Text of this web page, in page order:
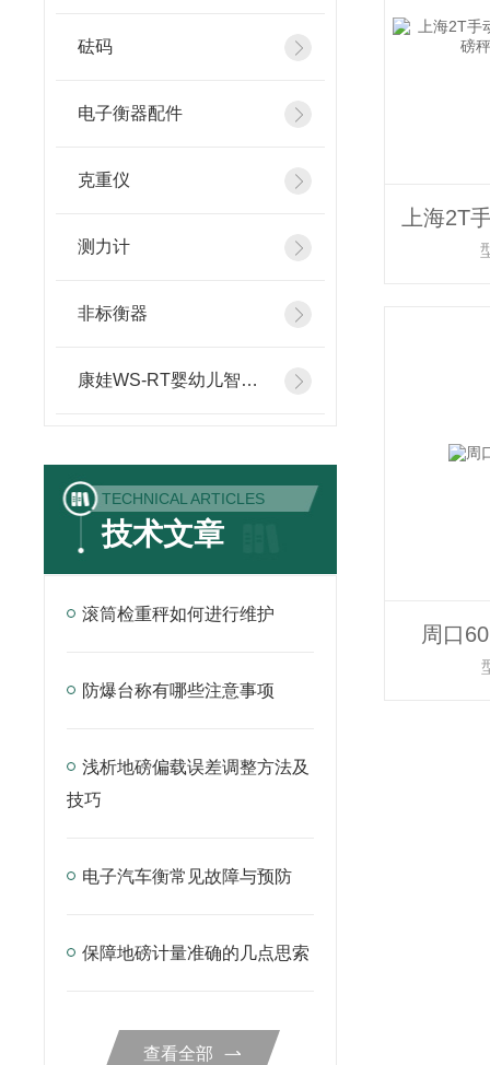
砝码
电子衡器配件
克重仪
测力计
非标衡器
康娃WS-RT婴幼儿智能体检仪
TECHNICAL ARTICLES
技术文章
滚筒检重秤如何进行维护
防爆台称有哪些注意事项
浅析地磅偏载误差调整方法及
技巧
电子汽车衡常见故障与预防
保障地磅计量准确的几点思索
查看全部
周口